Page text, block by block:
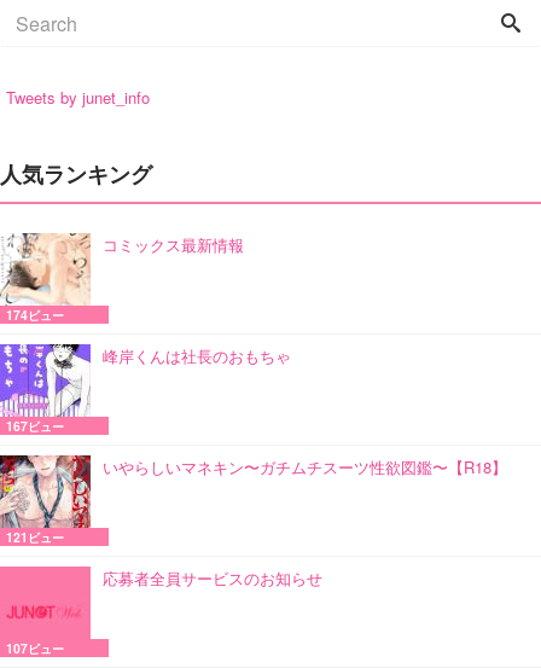
Tweets by junet_info
人気ランキング
コミックス最新情報
174ビュー
峰岸くんは社長のおもちゃ
167ビュー
いやらしいマネキン〜ガチムチスーツ性欲図鑑〜【R18】
121ビュー
応募者全員サービスのお知らせ
107ビュー